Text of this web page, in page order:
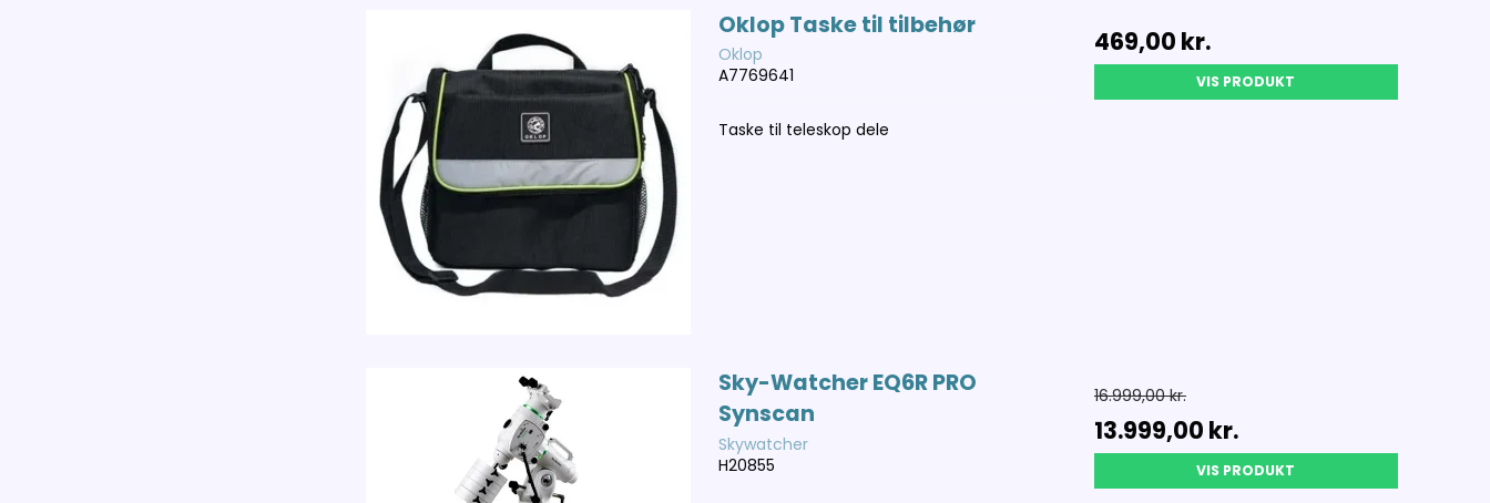
Oklop Taske til tilbehør
Oklop
A7769641
Taske til teleskop dele
469,00 kr.
VIS PRODUKT
Sky-Watcher EQ6R PRO
Synscan
Skywatcher
H20855
16.999,00 kr.
13.999,00 kr.
VIS PRODUKT